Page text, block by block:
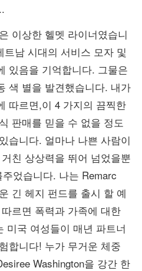
이상한 헬멧 라이너였습니
남 시대의 서비스 모자 및
있음을 기억합니다. 그물은
색 별을 발견했습니다. 내가
따르면,이 4 가지의 끔찍한
판매를 믿을 수 없을 정도
습니다. 얼마나 나쁜 사람이
친 상상력을 뛰어 넘었을뿐
었습니다. 나는 Remarc
긴 헤지 펀드를 출시 할 예
르면 폭력과 가족에 대한
미국 여성들이 매년 파트너
합니다! 누가 무거운 체중
Washington을 강간 한